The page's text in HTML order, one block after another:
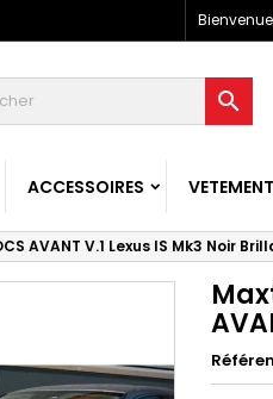

ACCESSOIRES
AVANT V.1 Lexus IS Mk3 Noir